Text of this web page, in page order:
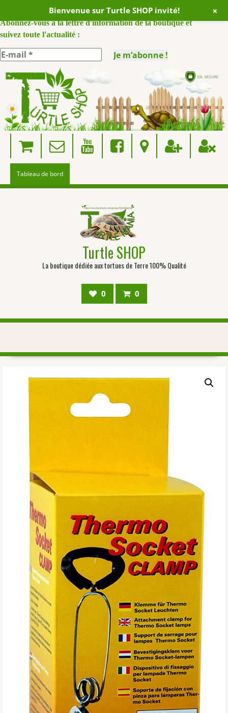
ABONNEZ VOUS A NOTRE NEWSLETTER :
Abonnez-vous à la lettre d'information de la boutique et
suivez toute l'actualité :
Skip
to
content
Tableau de bord
Turtle SHOP
La boutique dédiée aux tortues de Terre 100% Qualité
0 0
Bienvenue sur Turtle SHOP invité! +